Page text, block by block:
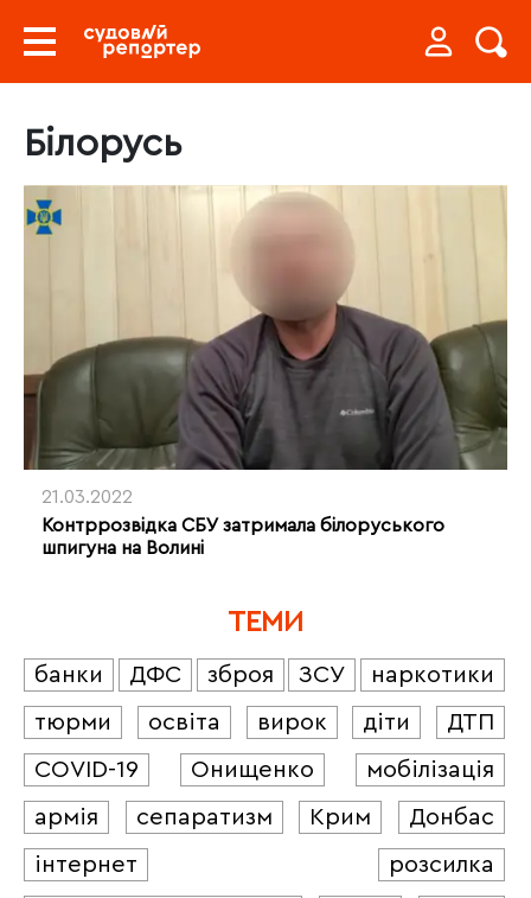
Білорусь
21.03.2022
Контррозвідка СБУ затримала білоруського
шпигуна на Волині
ТЕМИ
банки ДФС зброя ЗСУ
наркотики
тюрми
освіта вирок діти
ДТП
COVID-19
Онищенко
мобілізація
армія
сепаратизм Крим
Донбас
інтернет
розсилка